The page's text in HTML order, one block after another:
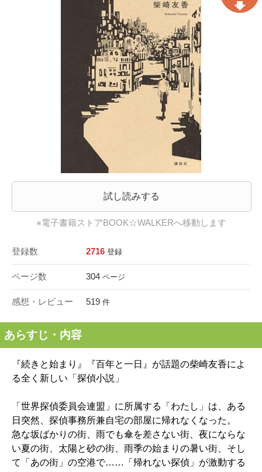
試し読みする
※電子書籍ストアBOOK☆WALKERへ移動します
登録数 2716 登録
ページ数 304 ページ
感想・レビュー 519 件
あらすじ・内容
『続きと始まり』『百年と一日』が話題の柴崎友香によ
る全く新しい「探偵小説」
「世界探偵委員会連盟」に所属する「わたし」は、ある
日突然、探偵事務所兼自宅の部屋に帰れなくなった。
急な坂ばかりの街、雨でも傘を差さない街、夜にならな
い夏の街、太陽と砂の街、雨季の始まりの暑い街、そし
て「あの街」の空港で……「帰れない探偵」が激動する